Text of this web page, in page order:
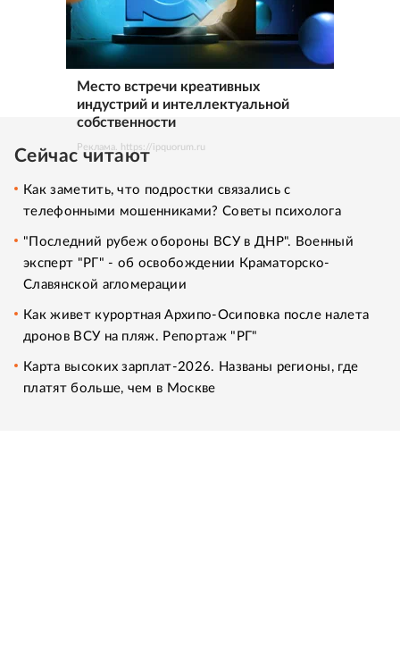
Место встречи креативных
индустрий и интеллектуальной
собственности
Реклама. https://ipquorum.ru
Сейчас читают
Как заметить, что подростки связались с
телефонными мошенниками? Советы психолога
"Последний рубеж обороны ВСУ в ДНР". Военный
эксперт "РГ" - об освобождении Краматорско-
Славянской агломерации
Как живет курортная Архипо-Осиповка после налета
дронов ВСУ на пляж. Репортаж "РГ"
Карта высоких зарплат-2026. Названы регионы, где
платят больше, чем в Москве